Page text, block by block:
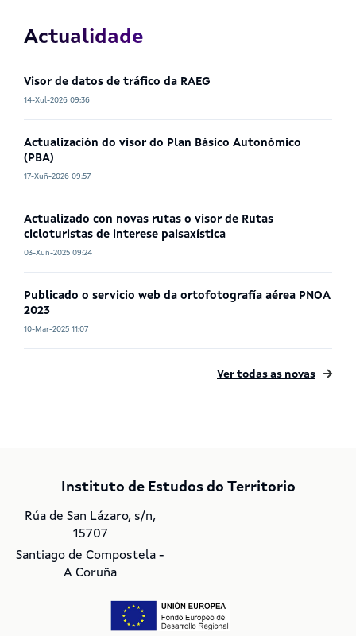
Actualidade
Visor de datos de tráfico da RAEG
14-Xul-2026 09:36
Actualización do visor do Plan Básico Autonómico
(PBA)
17-Xuñ-2026 09:57
Actualizado con novas rutas o visor de Rutas
cicloturistas de interese paisaxística
03-Xuñ-2025 09:24
Publicado o servicio web da ortofotografía aérea PNOA
2023
10-Mar-2025 11:07
Ver todas as novas
Instituto de Estudos do Territorio
Rúa de San Lázaro, s/n,
15707
Santiago de Compostela -
A Coruña